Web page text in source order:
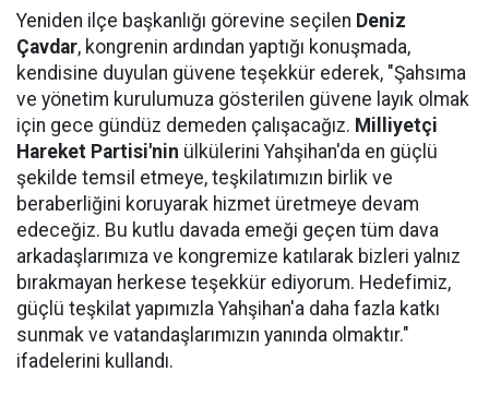
Yeniden ilçe başkanlığı görevine seçilen Deniz
Çavdar, kongrenin ardından yaptığı konuşmada,
kendisine duyulan güvene teşekkür ederek, "Şahsıma
ve yönetim kurulumuza gösterilen güvene layık olmak
için gece gündüz demeden çalışacağız. Milliyetçi
Hareket Partisi'nin ülkülerini Yahşihan'da en güçlü
şekilde temsil etmeye, teşkilatımızın birlik ve
beraberliğini koruyarak hizmet üretmeye devam
edeceğiz. Bu kutlu davada emeği geçen tüm dava
arkadaşlarımıza ve kongremize katılarak bizleri yalnız
bırakmayan herkese teşekkür ediyorum. Hedefimiz,
güçlü teşkilat yapımızla Yahşihan'a daha fazla katkı
sunmak ve vatandaşlarımızın yanında olmaktır."
ifadelerini kullandı.